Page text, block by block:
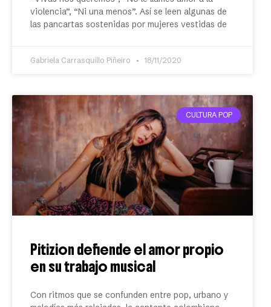
violencia”, “Ni una menos”. Así se leen algunas de
las pancartas sostenidas por mujeres vestidas de
Gabriela Carrasquillo Piñeiro 18/11/2020
CULTURA POP
Pitizion defiende el amor propio
en su trabajo musical
Con ritmos que se confunden entre pop, urbano y